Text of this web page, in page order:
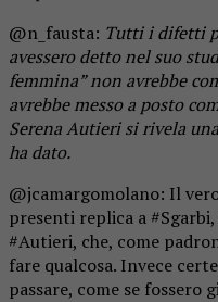
@n_fausta: Tutti i difetti
avessero detto nel suo
femmina” non avrebbe
avrebbe messo a posto
Serena Autieri si rivela
ha dato.
@jcamargomolano: Il
presenti replica a
#Autieri, che, come
fare qualcosa. Invece
passare, come se fossero